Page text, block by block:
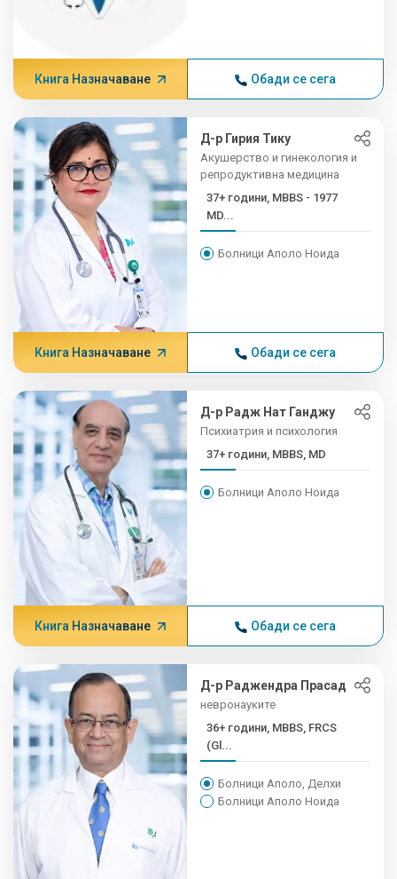
Книга Назначаване Обади се сега
Д-р Гирия Тику
Акушерство и гинекология и
репродуктивна медицина
37+ години, MBBS - 1977
MD...
Болници Аполо Ноида
Книга Назначаване Обади се сега
Д-р Радж Нат Ганджу
Психиатрия и психология
37+ години, MBBS, MD
Болници Аполо Ноида
Книга Назначаване Обади се сега
Д-р Раджендра Прасад
невронауките
36+ години, MBBS, FRCS
(Gl...
Болници Аполо, Делхи
Болници Аполо Ноида